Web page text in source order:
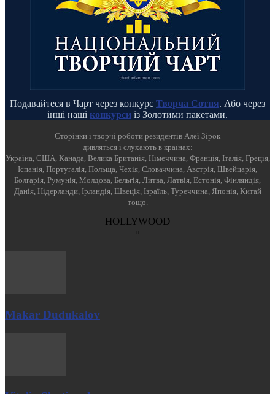
Подавайтеся в Чарт через конкурс Творча Сотня. Або через
інші наші конкурси із Золотими пакетами.
Cторінки і творчі роботи резидентів Алеї Зірок
дивляться і слухають в країнах:
Україна, США, Канада, Велика Британія, Німеччина, Франція, Італія, Греція,
Іспанія, Португалія, Польща, Чехія, Словаччина, Австрія, Швейцарія,
Болгарія, Румунія, Молдова, Бельгія, Литва, Латвія, Естонія, Фінляндія,
Данія, Нідерланди, Ірландія, Швеція, Ізраїль, Туреччина, Японія, Китай
тощо.
HOLLYWOOD
Makar Dudukalov